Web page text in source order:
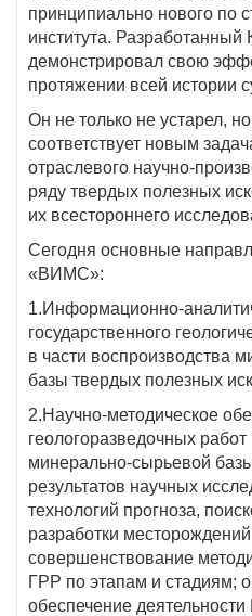
принципиально нового по
института.
демонстрировал свою
протяжении всей истории
Он не только не устарел,
соответствует новым
отраслевого научно-
ряду твердых полезных
их всестороннего
Сегодня основные
«ВИМС»:
1.Информационно-
государственного
в части воспроизводства
базы твердых полезных
2.Научно-методическое
геологоразведочных
минерально-сырьевой
результатов научных
технологий прогноза,
разработки
совершенствование
ГРР по этапам и стадиям;
обеспечение